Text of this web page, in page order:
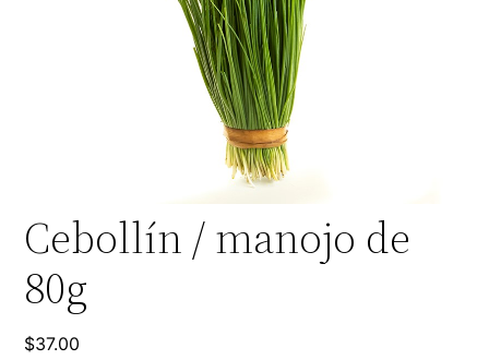
Cebollín / manojo de
80g
$37.00